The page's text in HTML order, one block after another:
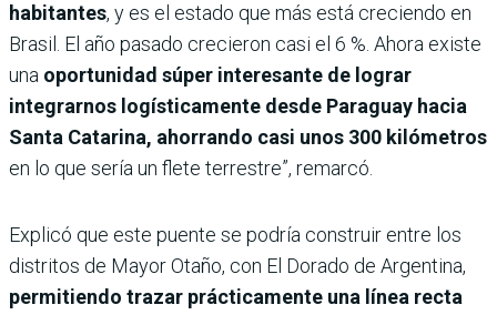
habitantes, y es el estado que más está creciendo en
Brasil. El año pasado crecieron casi el 6 %. Ahora existe
una oportunidad súper interesante de lograr
integrarnos logísticamente desde Paraguay hacia
Santa Catarina, ahorrando casi unos 300 kilómetros
en lo que sería un flete terrestre”, remarcó.
Explicó que este puente se podría construir entre los
distritos de Mayor Otaño, con El Dorado de Argentina,
permitiendo trazar prácticamente una línea recta